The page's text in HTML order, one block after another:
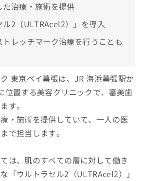
治療・施術を提供
ル2（ULTRAcel2）」を導入
トレッチマーク治療を行うことも
東京ベイ幕張は、JR 海浜幕張駅か
位置する美容クリニックで、審美歯
す。
・施術を提供していて、一人の医
で担当します。
は、肌のすべての層に対して働き
「ウルトラセル2（ULTRAcel2）」